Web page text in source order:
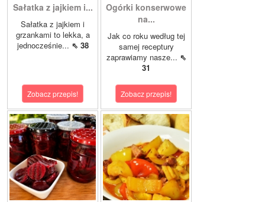
Sałatka z jajkiem i...
Sałatka z jajkiem i
grzankami to lekka, a
jednocześnie... ⇖ 38
Zobacz przepis!
Ogórki konserwowe
na...
Jak co roku według tej
samej receptury
zaprawiamy nasze... ⇖
31
Zobacz przepis!